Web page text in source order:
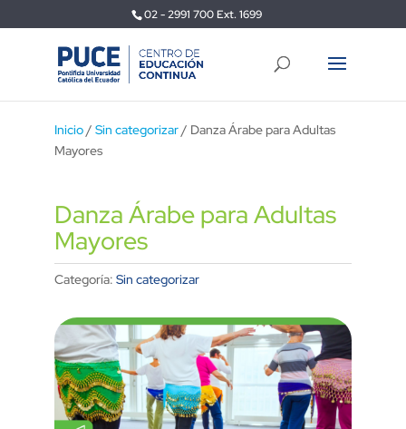
02 - 2991 700 Ext. 1699
Inicio/ Sin categorizar/ Danza Árabe para Adultas
Mayores
Danza Árabe para Adultas
Mayores
Categoría: Sin categorizar